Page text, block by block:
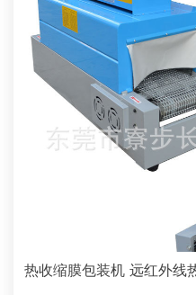
热收缩膜包装机 远红外线